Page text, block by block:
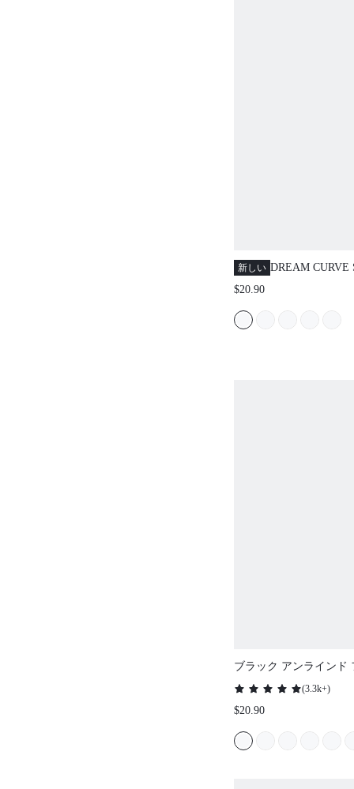
新しい DREAM CURVE
ャツブラ ベー
ョー シームレ
$20.90
ブラック アンラインド
サイドサポート メッシ
ック 快適 ミニマイザー
(3.3k+)
$20.90